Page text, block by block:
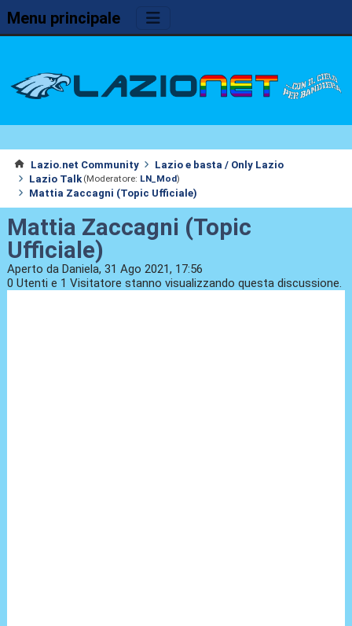
Menu principale
Lazio.net Community
Lazio e basta / Only Lazio
Lazio Talk (Moderatore: LN_Mod)
Mattia Zaccagni (Topic Ufficiale)
Mattia Zaccagni (Topic
Ufficiale)
Aperto da Daniela, 31 Ago 2021, 17:56
0 Utenti e 1 Visitatore stanno visualizzando questa discussione.